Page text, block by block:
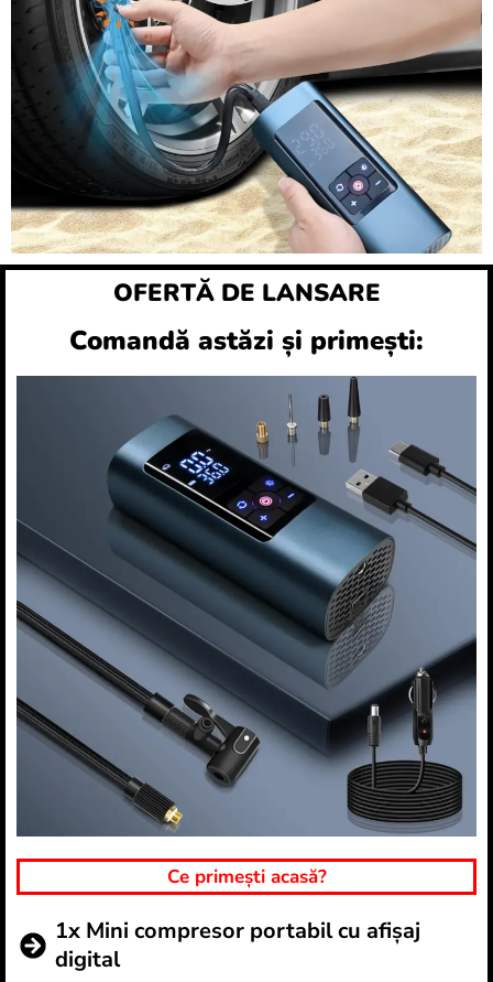
OFERTĂ DE LANSARE
Comandă astăzi și primești:
Ce primești acasă?
1x Mini compresor portabil cu afișaj
digital